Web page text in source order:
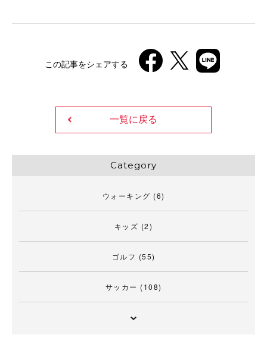
この記事をシェアする
一覧に戻る
Category
ウォーキング (6)
キッズ (2)
ゴルフ (55)
サッカー (108)